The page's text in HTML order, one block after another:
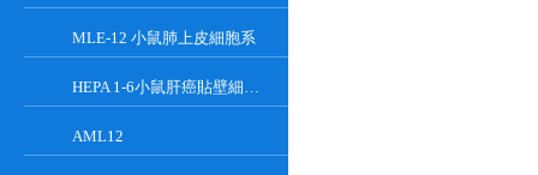
MLE-12 小鼠肺上皮細胞系
HEPA 1-6小鼠肝癌貼壁細胞系
AML12